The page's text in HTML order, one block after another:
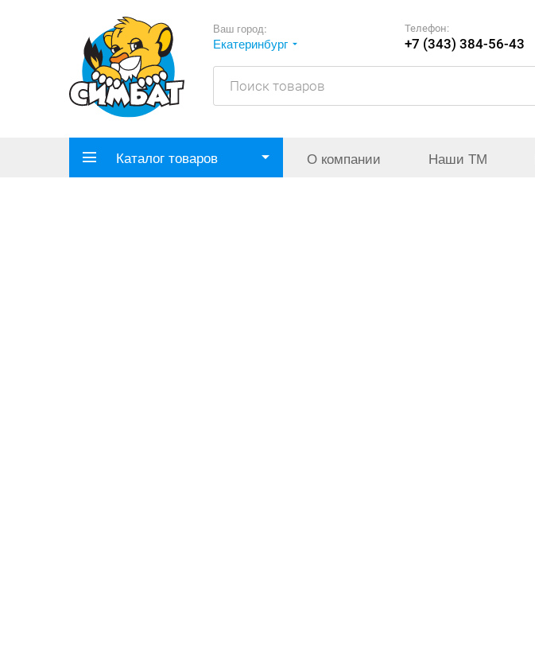
Ваш город:
Екатеринбург
Телефон:
+7 (343) 384-56-43
Каталог товаров О компании Наши ТМ